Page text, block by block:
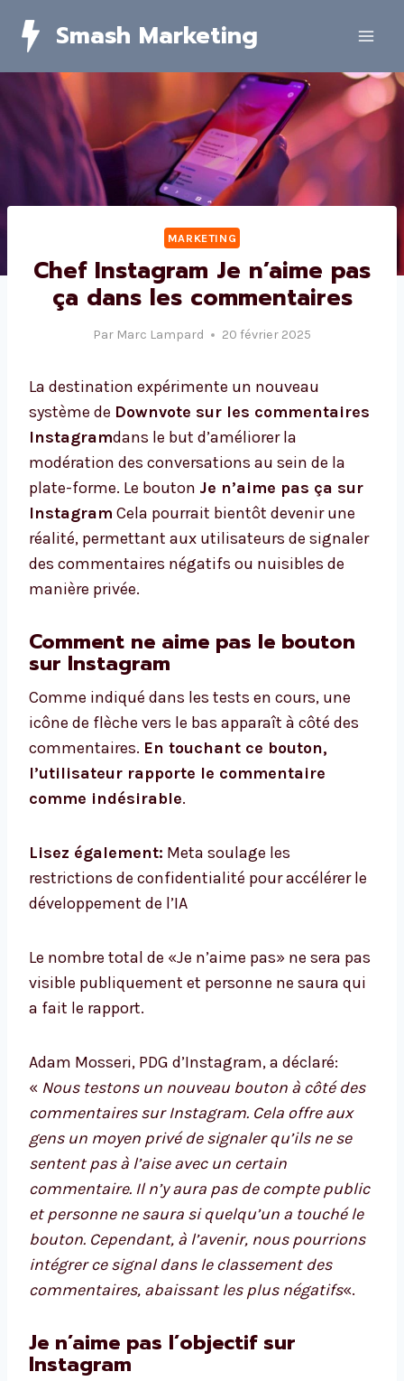
Smash Marketing
MARKETING
Chef Instagram Je n’aime pas
ça dans les commentaires
Par Marc Lampard 20 février 2025
La destination expérimente un nouveau
système de Downvote sur les commentaires
Instagramdans le but d’améliorer la
modération des conversations au sein de la
plate-forme. Le bouton Je n’aime pas ça sur
Instagram Cela pourrait bientôt devenir une
réalité, permettant aux utilisateurs de signaler
des commentaires négatifs ou nuisibles de
manière privée.
Comment ne aime pas le bouton
sur Instagram
Comme indiqué dans les tests en cours, une
icône de flèche vers le bas apparaît à côté des
commentaires. En touchant ce bouton,
l’utilisateur rapporte le commentaire
comme indésirable.
Lisez également: Meta soulage les
restrictions de confidentialité pour accélérer le
développement de l’IA
Le nombre total de «Je n’aime pas» ne sera pas
visible publiquement et personne ne saura qui
a fait le rapport.
Adam Mosseri, PDG d’Instagram, a déclaré:
« Nous testons un nouveau bouton à côté des
commentaires sur Instagram. Cela offre aux
gens un moyen privé de signaler qu’ils ne se
sentent pas à l’aise avec un certain
commentaire. Il n’y aura pas de compte public
et personne ne saura si quelqu’un a touché le
bouton. Cependant, à l’avenir, nous pourrions
intégrer ce signal dans le classement des
commentaires, abaissant les plus négatifs«.
Je n’aime pas l’objectif sur
Instagram